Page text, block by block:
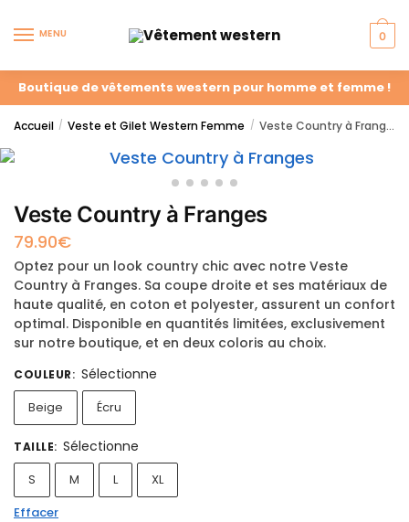
MENU 0
Boutique de vêtements western pour homme et femme !
Accueil / Veste et Gilet Western Femme / Veste Country à Franges
Veste Country à Franges
79.90€
Optez pour un look country chic avec notre Veste
Country à Franges. Sa coupe droite et ses matériaux de
haute qualité, en coton et polyester, assurent un confort
optimal. Disponible en quantités limitées, exclusivement
sur notre boutique, et en deux coloris au choix.
COULEUR: Sélectionne
Beige Écru
TAILLE: Sélectionne
S M L
XL
Effacer